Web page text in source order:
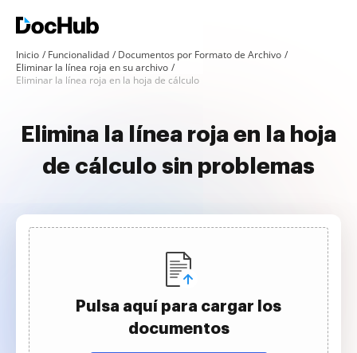
Inicio Funcionalidad
Documentos por Formato de Archivo
Eliminar la línea roja en su archivo
Eliminar la línea roja en la hoja de cálculo
Elimina la línea roja en la hoja
de cálculo sin problemas
Pulsa aquí para cargar los
documentos